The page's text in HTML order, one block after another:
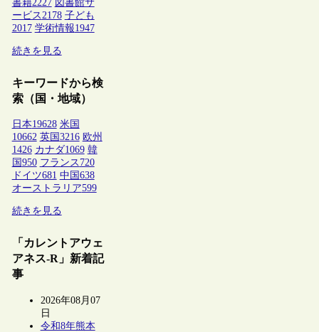
書籍2227 図書館サ
ービス 2178 子ども
2017 学術情報1947
続きを見る
キーワードから検
索（国・地域）
日本19628 米国
10662 英国 3216 欧州
1426 カナダ1069 韓
国 950 フランス 720
ドイツ681 中国 638
オーストラリア599
続きを見る
「カレントアウェ
アネス-R」新着記
事
2026年08月07
日
令和8年熊本